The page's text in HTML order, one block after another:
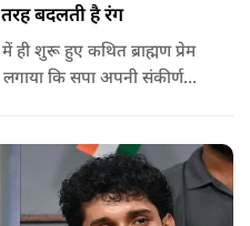
बदलती है रंग
ही शुरू हुए कथित ब्राह्मण प्रेम
कि सपा अपनी संकीर्ण